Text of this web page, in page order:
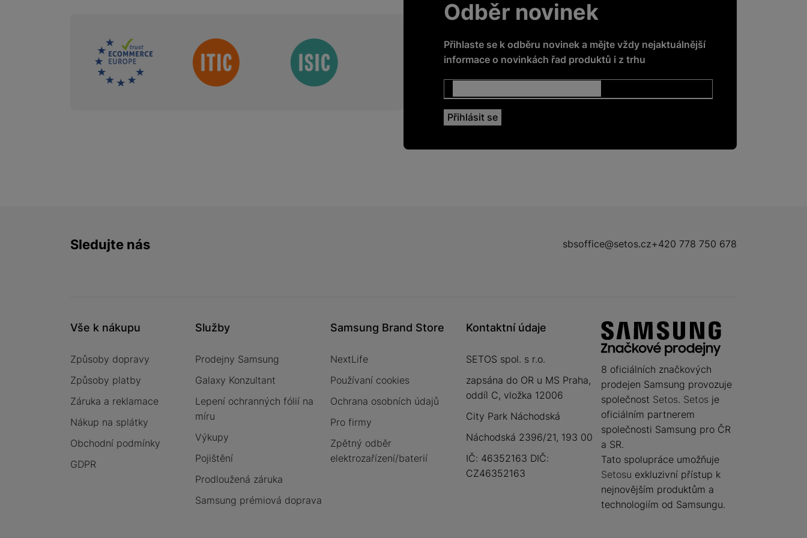
Sdružení
Odběr novinek
Přihlaste se k odběru novinek a mějte vždy nejaktuálnější
informace o novinkách řad produktů i z trhu
Sledujte nás sbsoffice@setos.cz+420 778 750 678
Vše k nákupu
Způsoby dopravy
Způsoby platby
Záruka a reklamace
Nákup na splátky
Obchodní podmínky
GDPR
Služby
Prodejny Samsung
Galaxy Konzultant
Lepení ochranných fólií na
míru
Výkupy
Pojištění
Prodloužená záruka
Samsung prémiová doprava
Samsung Brand Store
NextLife
Používaní cookies
Ochrana osobních údajů
Pro firmy
Zpětný odběr
elektrozařízení/baterií
Kontaktní údaje
SETOS spol. s r.o.
zapsána do OR u MS Praha,
oddíl C, vložka 12006
City Park Náchodská
Náchodská 2396/21, 193 00
IČ: 46352163 DIČ:
CZ46352163
8 oficiálních značkových
prodejen Samsung provozuje
společnost Setos. Setos je
oficiálním partnerem
společnosti Samsung pro ČR
a SR.
Tato spolupráce umožňuje
Setosu exkluzivní přístup k
nejnovějším produktům a
technologiím od Samsungu.